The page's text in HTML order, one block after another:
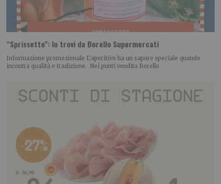
“Sprissetto”: lo trovi da Borello Supermercati
Informazione promozionale L’aperitivo ha un sapore speciale quando
incontra qualità e tradizione. Nei punti vendita Borello